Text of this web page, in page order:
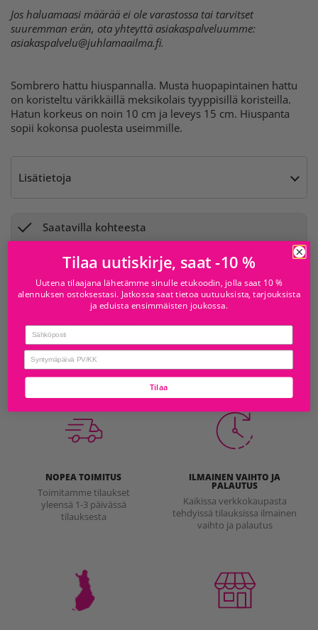
Jos haluamaasi määrää ei ole varastossa tai tarvitset
suuremman erän, ota yhteyttä asiakaspalveluumme:
asiakaspalvelu@juhlamaailma.fi.
Sombrero hattu hiuspannalla. Musta huopapintainen hattu
on koristeltu värikkäillä meksikolais tyyppisillä koristeilla.
Hatun korkeus on noin 10 cm ja leveys 15 cm. Hiuspanta
sopii kokonsa puolesta useimmille.
Lisätietoja
Saatavilla kohteesta
Juhlamaailma Iso
Omena
Myymälän tiedot
Tavallisesti valmis 24 tunnissa
Juhlamaailma Sello
Myymälän tiedot
Tavallisesti valmis 24 tunnissa
Tarkista saatavuus muissa myymälöissä
NOPEA TOIMITUS
Toimitamme tilaukset
yleensä 1-3 päivässä
tilauksesta
ILMAINEN VAIHTO JA
PALAUTUS
Kaikissa verkkokaupasta
tehdyissä tilauksissa ilmainen
vaihto ja palautus
Tilaa uutiskirje, saat -10 %
Uutena tilaajana lähetämme sinulle etukoodin, jolla saat 10 %
alennuksen ostoksestasi. Jatkossa saat tietoa uutuuksista, tarjouksista
ja eduista ensimmäisten joukossa.
Email
birthday
Tilaa